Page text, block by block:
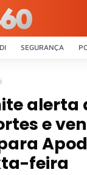
SEGURANÇA
alerta
e
feira